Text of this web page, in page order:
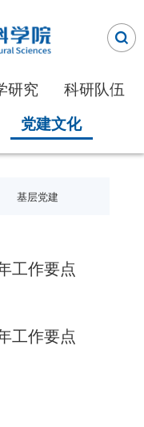
研究
科研队伍
党建文化
基层党建
工作要点
工作要点